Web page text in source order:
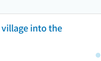
into the